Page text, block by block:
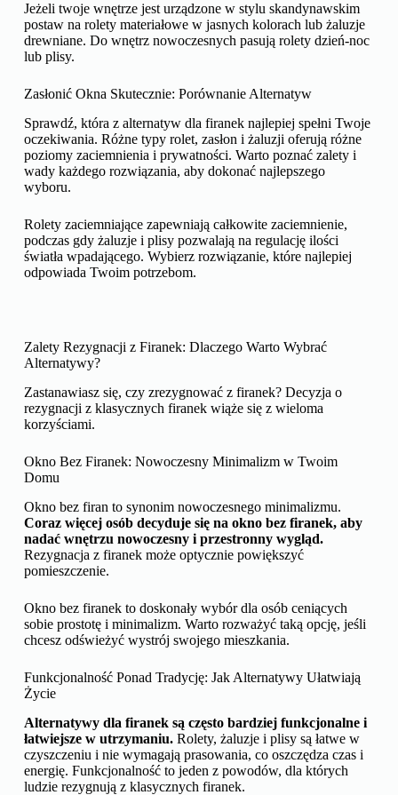
Jeżeli twoje wnętrze jest urządzone w stylu skandynawskim
postaw na rolety materiałowe w jasnych kolorach lub żaluzje
drewniane. Do wnętrz nowoczesnych pasują rolety dzień-noc
lub plisy.
Zasłonić Okna Skutecznie: Porównanie Alternatyw
Sprawdź, która z alternatyw dla firanek najlepiej spełni Twoje
oczekiwania. Różne typy rolet, zasłon i żaluzji oferują różne
poziomy zaciemnienia i prywatności. Warto poznać zalety i
wady każdego rozwiązania, aby dokonać najlepszego
wyboru.
Rolety zaciemniające zapewniają całkowite zaciemnienie,
podczas gdy żaluzje i plisy pozwalają na regulację ilości
światła wpadającego. Wybierz rozwiązanie, które najlepiej
odpowiada Twoim potrzebom.
Zalety Rezygnacji z Firanek: Dlaczego Warto Wybrać
Alternatywy?
Zastanawiasz się, czy zrezygnować z firanek? Decyzja o
rezygnacji z klasycznych firanek wiąże się z wieloma
korzyściami.
Okno Bez Firanek: Nowoczesny Minimalizm w Twoim
Domu
Okno bez firan to synonim nowoczesnego minimalizmu.
Coraz więcej osób decyduje się na okno bez firanek, aby
nadać wnętrzu nowoczesny i przestronny wygląd.
Rezygnacja z firanek może optycznie powiększyć
pomieszczenie.
Okno bez firanek to doskonały wybór dla osób ceniących
sobie prostotę i minimalizm. Warto rozważyć taką opcję, jeśli
chcesz odświeżyć wystrój swojego mieszkania.
Funkcjonalność Ponad Tradycję: Jak Alternatywy Ułatwiają
Życie
Alternatywy dla firanek są często bardziej funkcjonalne i
łatwiejsze w utrzymaniu.Rolety, żaluzje i plisy są łatwe w
czyszczeniu i nie wymagają prasowania, co oszczędza czas i
energię. Funkcjonalność to jeden z powodów, dla których
ludzie rezygnują z klasycznych firanek.